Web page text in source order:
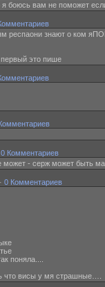
боюсь вам не поможет
респаони знают о
это пише
0 Комментариев
может - серж может быть
0 Комментариев
поняла....
что висы у мя страшные….